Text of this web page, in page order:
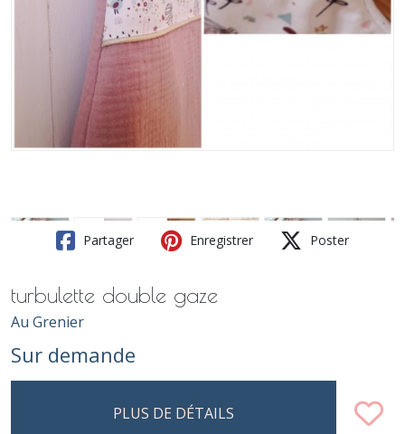
Partager Enregistrer Poster
turbulette double gaze
Au Grenier
Sur demande
PLUS DE DÉTAILS